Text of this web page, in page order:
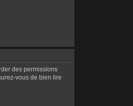
des permissions
vous de bien lire